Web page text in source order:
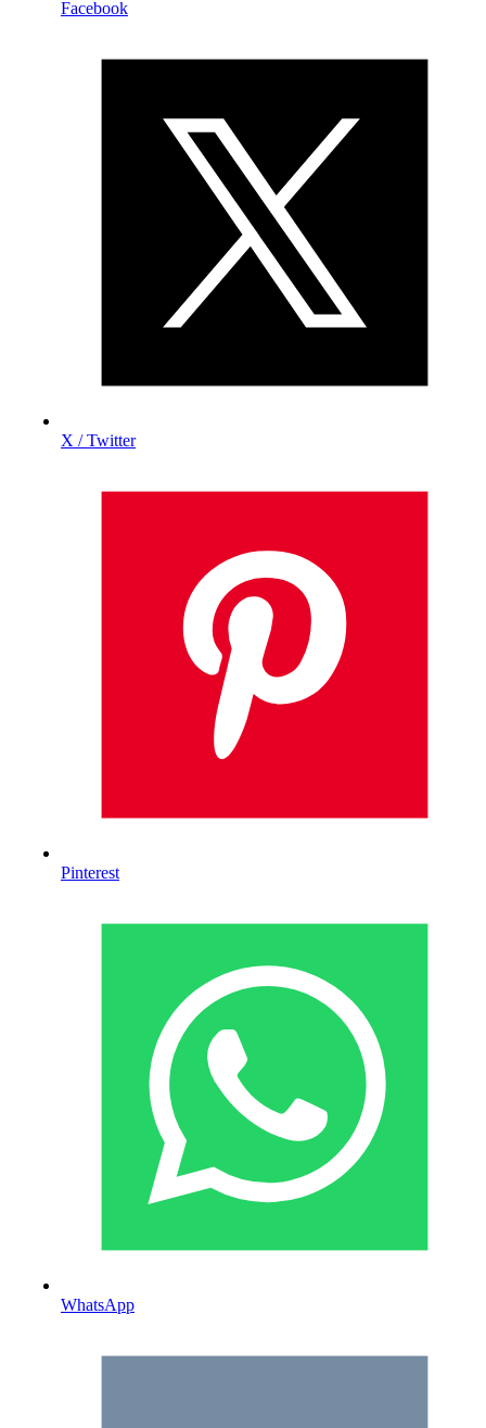
Facebook
X / Twitter
Pinterest
WhatsApp